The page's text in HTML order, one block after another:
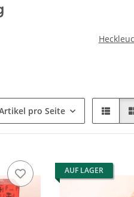
pro Seite
AUF LAGER